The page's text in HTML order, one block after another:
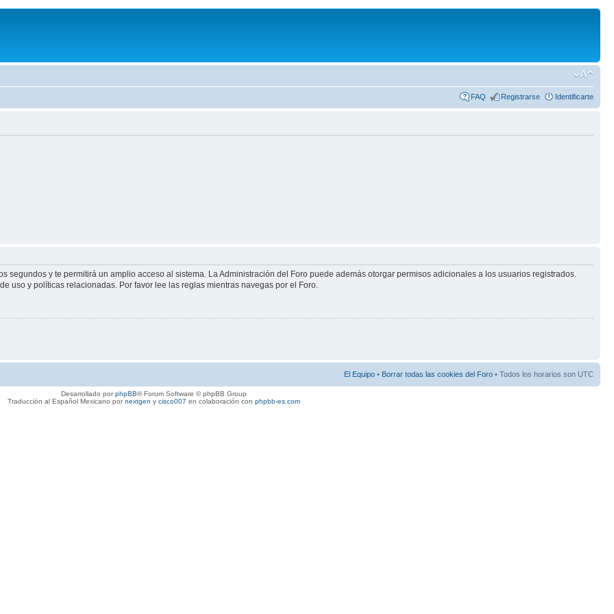
FAQ Registrarse Identificarte
segundos y te permitirá un amplio acceso al sistema. La Administración del Foro puede además otorgar permisos adicionales a los usuarios registrados.
uso y políticas relacionadas. Por favor lee las reglas mientras navegas por el Foro.
El Equipo • Borrar todas las cookies del Foro • Todos los horarios son UTC
Desarrollado porphpBB® Forum Software © phpBB Group
Traducción al Español Mexicano pornextgen y cisco007 en colaboración con phpbb-es.com